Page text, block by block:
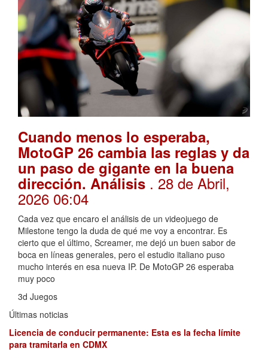
Cuando menos lo esperaba,
MotoGP 26 cambia las reglas y da
un paso de gigante en la buena
dirección. Análisis . 28 de Abril,
2026 06:04
Cada vez que encaro el análisis de un videojuego de
Milestone tengo la duda de qué me voy a encontrar. Es
cierto que el último, Screamer, me dejó un buen sabor de
boca en líneas generales, pero el estudio italiano puso
mucho interés en esa nueva IP. De MotoGP 26 esperaba
muy poco
3d Juegos
Últimas noticias
Licencia de conducir permanente: Esta es la fecha límite
para tramitarla en CDMX